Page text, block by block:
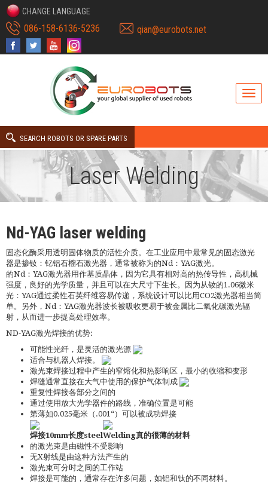
CHANGE LANGUAGE
086-158-6136-5236 qian@eurobots.net
SEARCH ROBOTS OR SPARE PARTS
Laser Welding
Nd-YAG laser welding
固态化酶采用透明固体物质的活性介质。在工业应用中最常见的固态激光
器是掺钕：钇铝石榴石激光器，通常被称为的Nd：YAG激光。
的Nd：YAG激光器用作基质晶体，因为它具有相对高的热传导性，高机械
强度，良好的光学质量，并且可以在大尺寸下生长。因为从钕的1.06微米
光：YAG通过柔性石英纤维容易传递，系统设计可以比用CO2激光器相当简
单。另外，Nd：YAG激光器波长被吸收更易于被金属比二氧化碳激光辐
射，从而进一步提高处理效率。
ND-YAG激光焊接的优势:
可能性光纤，是灵活的激光源
适合与机器人焊接。
激光束焊接过程中产生的窄熔化和热影响区，最小的收缩和变形
焊缝通常直接在大气中使用的保护气体制成
重复性焊接各部分之间的
通过使用放大光学器件的路线，准确位置是可能
第薄如0.025毫米（.001“）可以被成功焊接
焊接10mm长度steelWelding真的很薄的材料
的激光束是由磁性不受影响
无X射线是由这种方法产生的
激光束可分时之间的工作站
焊接是可能的，通常存在许多问题，如铝和钛的不同材料。